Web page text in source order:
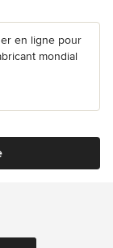
en ligne pour
mondial